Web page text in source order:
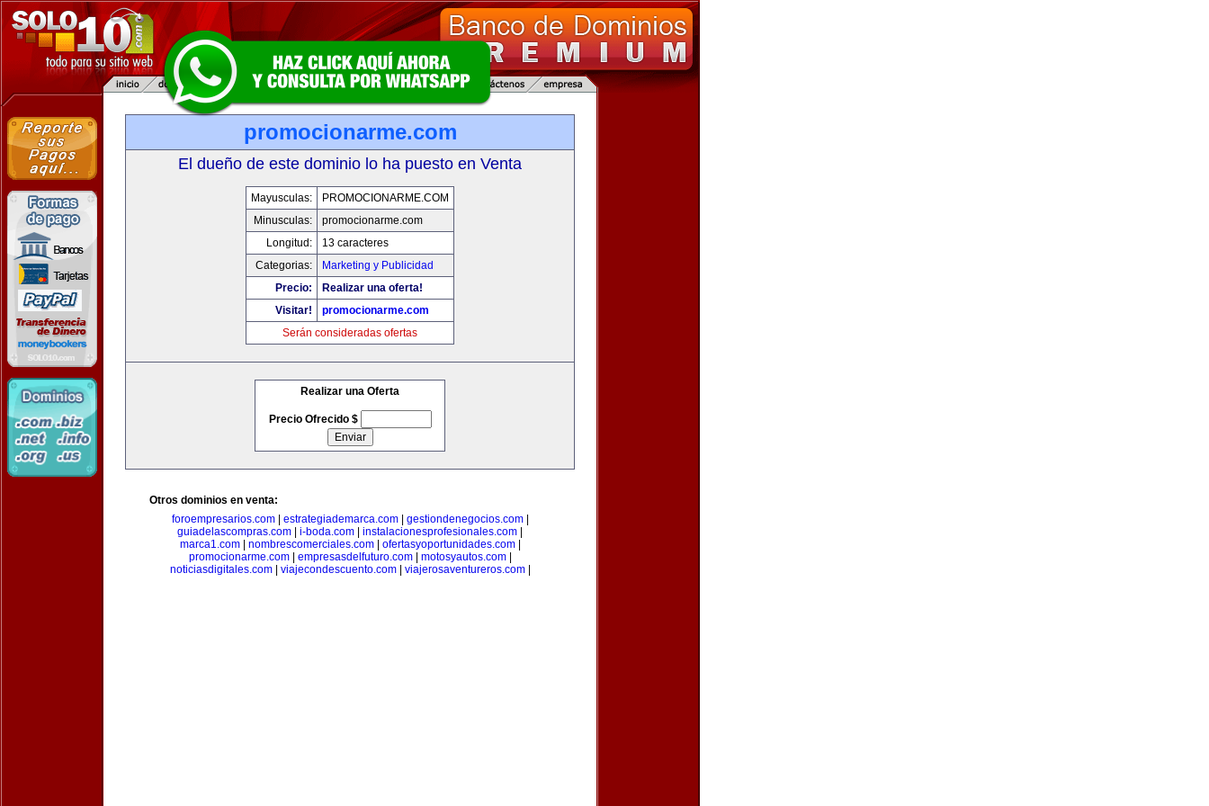
promocionarme.com
El dueño de este dominio lo ha puesto en Venta
Mayusculas:
PROMOCIONARME.COM
Minusculas:
promocionarme.com
Longitud:
13 caracteres
Categorias:
Marketing y Publicidad
Precio:
Realizar una oferta!
Visitar!
promocionarme.com
Serán consideradas ofertas
Realizar una Oferta
Precio Ofrecido $
Otros dominios en venta:
foroempresarios.com| estrategiademarca.com| gestiondenegocios.com|
guiadelascompras.com
i-boda.com instalacionesprofesionales.com
marca1.com| nombrescomerciales.com| ofertasyoportunidades.com|
promocionarme.com| empresasdelfuturo.com| motosyautos.com|
noticiasdigitales.com| viajecondescuento.com| viajerosaventureros.com|